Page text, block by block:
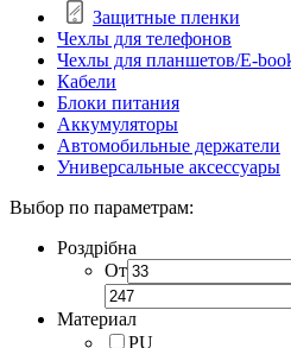
Защитные пленки
Чехлы для телефонов
Чехлы для планшетов/E-
Кабели
Блоки питания
Аккумуляторы
Автомобильные держатели
Универсальные аксессуары
Выбор по параметрам:
Роздрібна
От
Материал
PU